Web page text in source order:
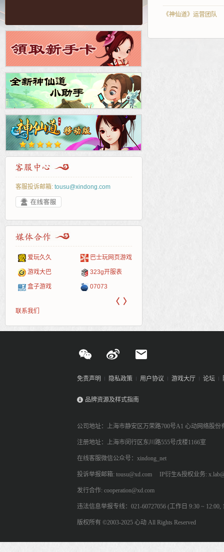
客服投诉邮箱: tousu@xindong.com
爱玩久久 巴士玩网页游戏
游戏大巴 323g开服表
盒子游戏 07073
〈 〉
联系我们
《神仙道》运营团队
免责声明 隐私政策 用户协议 游戏大厅 论坛
品牌资源及样式指南
公司地址：上海市静安区万荣路700号A1 心动网络股份
注册地址：上海市闵行区东川路555号戊楼1166室
在线客服微信公众号：xindong_net
投诉举报邮箱: tousu@xd.com IP衍生&授权业务:
发行合作: cooperation@xd.com
违法信息举报专线：021-60727056 (工作日 9:30 ~ 12:00,
版权所有 ©2003-2025 心动 All Rights Reserved